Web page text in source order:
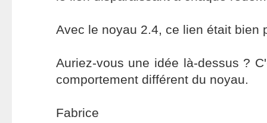
Avec le noyau 2.4, ce lien était bien
Auriez-vous une idée là-dessus ?
comportement différent du noyau.
Fabrice